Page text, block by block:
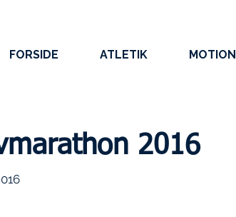
FORSIDE ATLETIK MOTION
2016